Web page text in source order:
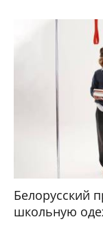
Белорусский
школьную